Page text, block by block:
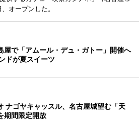
オープンした。
屋で「アムール・デュ・ガトー」開催へ
ドが夏スイーツ
ナゴヤキャッスル、名古屋城望む「天
期間限定開放